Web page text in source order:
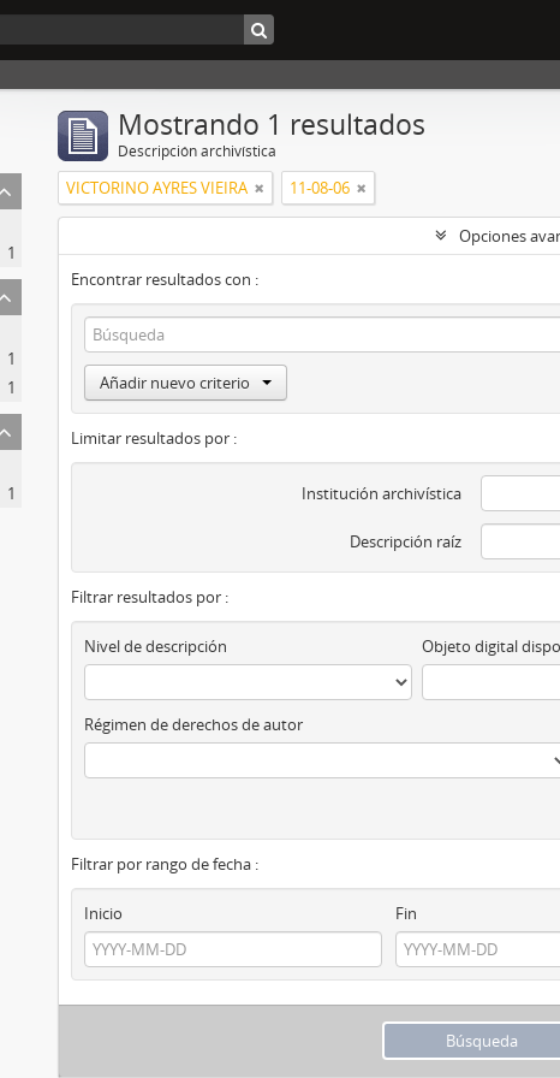
1
1
1
1
Mostrando 1 resultados
Descripción archivística
VICTORINO AYRES VIEIRA 11-08-06
Opciones
Encontrar resultados con :
Añadir nuevo criterio
Limitar resultados por :
Institución archivística
Descripción raíz
Filtrar resultados por :
Nivel de descripción Objeto digital
Régimen de derechos de autor
Filtrar por rango de fecha :
Inicio
Fin